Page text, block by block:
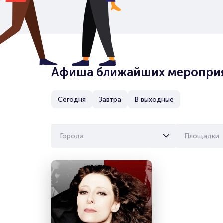
Афиша ближайших
Сегодня Завтра В выходные
Города Площадки